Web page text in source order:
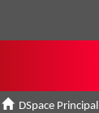
DSpace Principal